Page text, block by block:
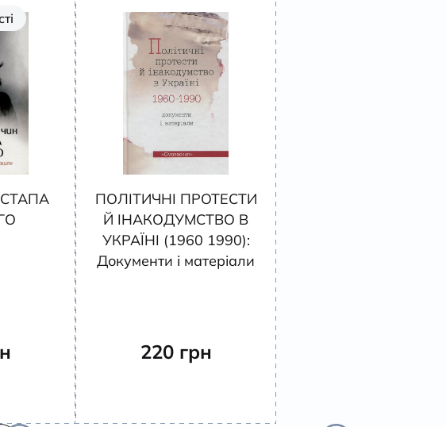
ПОЛІТИЧНІ ПРОТЕСТИ
Й ІНАКОДУМСТВО В
УКРАЇНІ (1960 1990):
Документи і матеріали
220 грн